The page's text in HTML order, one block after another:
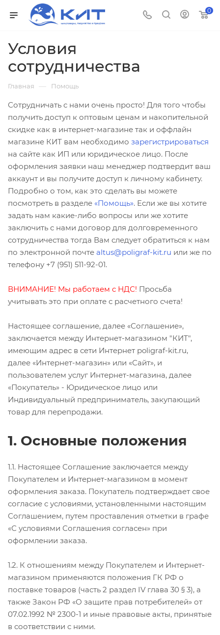
0
Условия
сотрудничества
Главная — Помощь
Сотрудничать с нами очень просто! Для того чтобы
получить доступ к оптовым ценам и накопительной
скидке как в интернет-магазине так и оффлайн
магазине КИТ вам необходимо зарегистрироваться
на сайте как ИП или юридическое лицо. После
оформления заявки наш менеджер подтвердит ваш
аккаунт и вы получите доступ к личному кабинету.
Подробно о том, как это сделать вы можете
посмотреть в разделе «Помощь». Если же вы хотите
задать нам какие-либо вопросы или же хотите
заключить с нами договор для долговременного
сотрудничества тогда Вам следует обратиться к нам
по электронной почте altus@poligraf-kit.ru или же по
телефону +7 (951) 511-92-01.
ВНИМАНИЕ! Мы работаем с НДС! Просьба
учитывать это при оплате с расчетного счета!
Настоящее соглашение, далее «Соглашение»,
заключается между Интернет-магазином "КИТ",
имеющим адрес в сети Интернет poligraf-kit.ru,
далее «Интернет-магазин» или «Сайт», и
пользователем услуг Интернет-магазина, далее
«Покупатель» - Юридическое лицо или
Индивидуальный предприниматель, закупающий
товар для перепродажи.
1. Основные положения
1.1. Настоящее Соглашение заключается между
Покупателем и Интернет-магазином в момент
оформления заказа. Покупатель подтверждает свое
согласие с условиями, установленными настоящим
Соглашением, путем проставления отметки в графе
«С условиями Соглашения согласен» при
оформлении заказа.
1.2. К отношениям между Покупателем и Интернет-
магазином применяются положения ГК РФ о
поставке товаров (часть 2 раздел IV глава 30 § 3), а
также Закон РФ «О защите прав потребителей» от
07.02.1992 № 2300-1 и иные правовые акты, принятые
в соответствии с ними.